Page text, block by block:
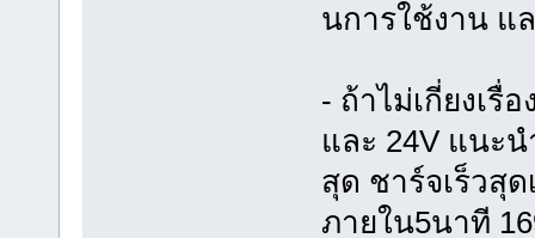
นการใช้งาน แ
- ถ้าไม่เกี่ยงเรื่
และ 24V แนะ
สุด ชาร์จเร็วสุ
ภายใน5นาที